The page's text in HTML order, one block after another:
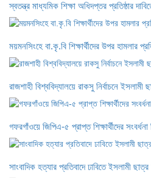
স্বতন্ত্র মাধ্যমিক শিক্ষা অধিদপ্তর প্রতিষ্ঠার
ময়মনসিংহে বা.কৃ.বি শিক্ষার্থীদের উপর হামলার
রাজশাহী বিশ্ববিদ্যালয়ে রাকসু নির্বাচনে
গফরগাঁওয়ে জিপিএ-৫ প্রাপ্ত শিক্ষার্থীদের
সাংবাদিক হত্যার প্রতিবাদে ঢাবিতে ইসলামী